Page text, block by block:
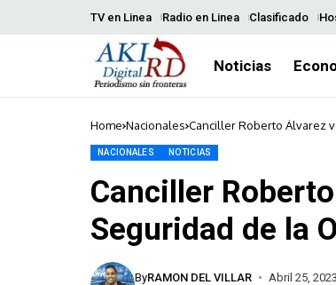
TV en Linea Radio en Linea Clasificado
Noticias
Home Nacionales Canciller Roberto Álvarez
NACIONALES NOTICIAS
Canciller
Seguridad de la
ByRAMON DEL VILLAR
Abril 25, 2023